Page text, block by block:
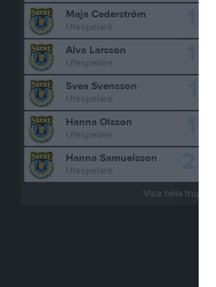
Maja Cederström
Utespelare
Alva Larsson
Utespelare
Svea Svensson
Utespelare
Hanna Olsson
Utespelare
Hanna Samuelsson
Utespelare
Visa hela truppen